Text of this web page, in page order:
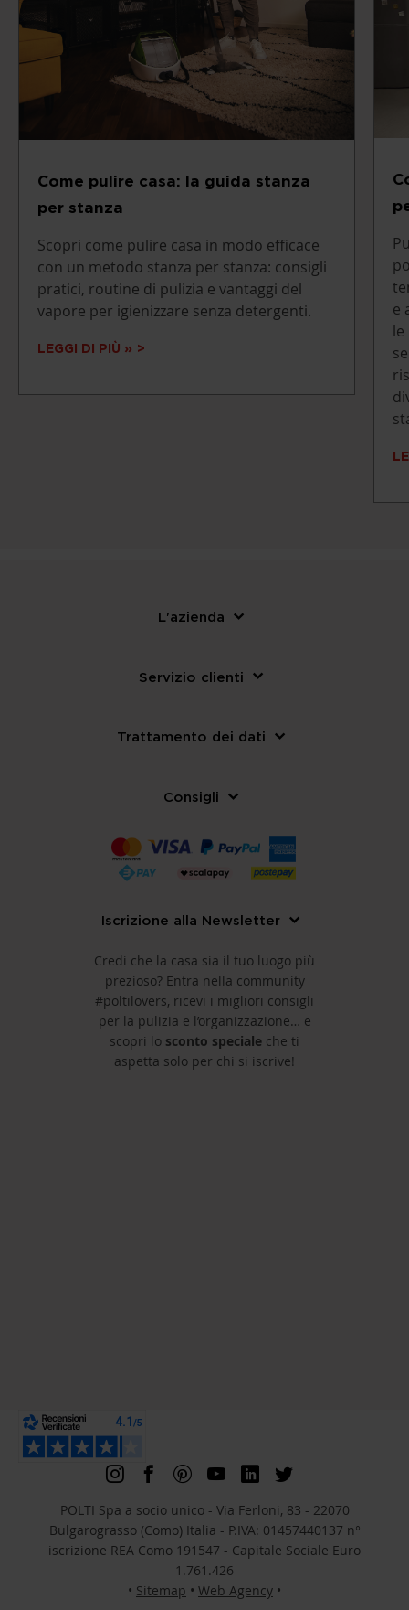
Come pulire casa: la guida stanza
per stanza
Scopri come pulire casa in modo efficace
con un metodo stanza per stanza: consigli
pratici, routine di pulizia e vantaggi del
vapore per igienizzare senza detergenti.
LEGGI DI PIÙ »
e
le
L'azienda
Servizio clienti
Trattamento dei dati
Consigli
Iscrizione alla Newsletter
Credi che la casa sia il tuo luogo più
prezioso? Entra nella community
#poltilovers, ricevi i migliori consigli
per la pulizia e l’organizzazione… e
scopri lo sconto speciale che ti
aspetta solo per chi si iscrive!
POLTI Spa a socio unico - Via Ferloni, 83 - 22070
Bulgarograsso (Como) Italia - P.IVA: 01457440137 n°
iscrizione REA Como 191547 - Capitale Sociale Euro
1.761.426
• Sitemap • Web Agency •